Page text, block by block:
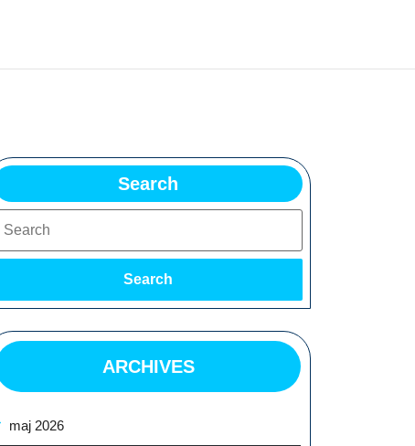
Search
Search
ARCHIVES
maj 2026